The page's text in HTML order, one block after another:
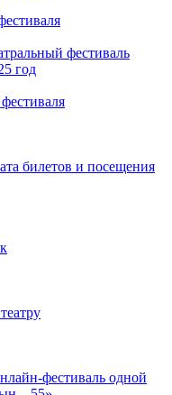
фестиваль
год
билетов и посещения
фестиваль одной